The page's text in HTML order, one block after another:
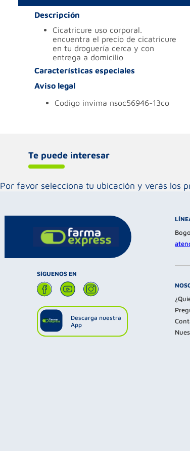
Descripción
cicatricure uso corporal.
encuentra el precio de cicatricure
en tu droguería cerca y con
entrega a domicilio
Características especiales
Aviso legal
codigo invima nsoc56946-13co
Te puede interesar
Por favor selecciona tu ubicación y verás los
SÍGUENOS EN
Descarga nuestra
App